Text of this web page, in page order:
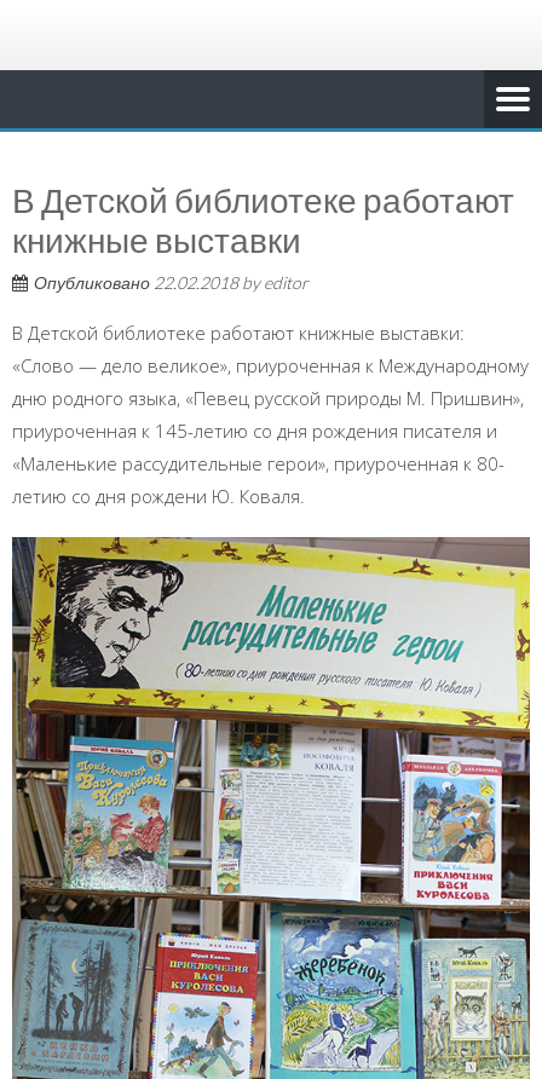
В Детской библиотеке работают
книжные выставки
Опубликовано 22.02.2018byeditor
В Детской библиотеке работают книжные выставки:
«Слово — дело великое», приуроченная к Международному
дню родного языка, «Певец русской природы М. Пришвин»,
приуроченная к 145-летию со дня рождения писателя и
«Маленькие рассудительные герои», приуроченная к 80-
летию со дня рождени Ю. Коваля.